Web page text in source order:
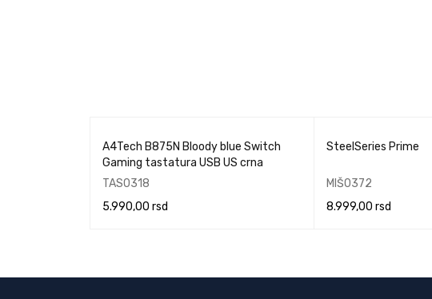
A4Tech B875N Bloody blue Switch
Gaming tastatura USB US crna
TAS0318
5.990,00 rsd
NEMA NA STANJU
SteelSeries Prime
MIŠ0372
8.999,00rsd